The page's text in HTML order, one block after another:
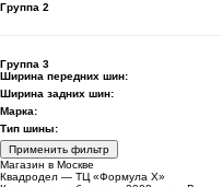
Группа 2
Группа 3
Ширина передних шин:
Ширина задних шин:
Марка:
Тип шины:
Применить фильтр
Магазин в Москве
Квадродел — ТЦ «Формула Х»